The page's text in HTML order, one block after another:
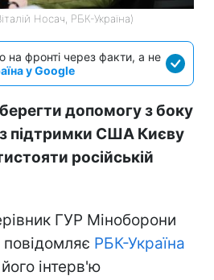
Носач, РБК-Україна)
на фронті через факти, а не
у Google
допомогу з боку
підтримки США Києву
російській
ГУР Міноборони
РБК-Україна
інтерв'ю